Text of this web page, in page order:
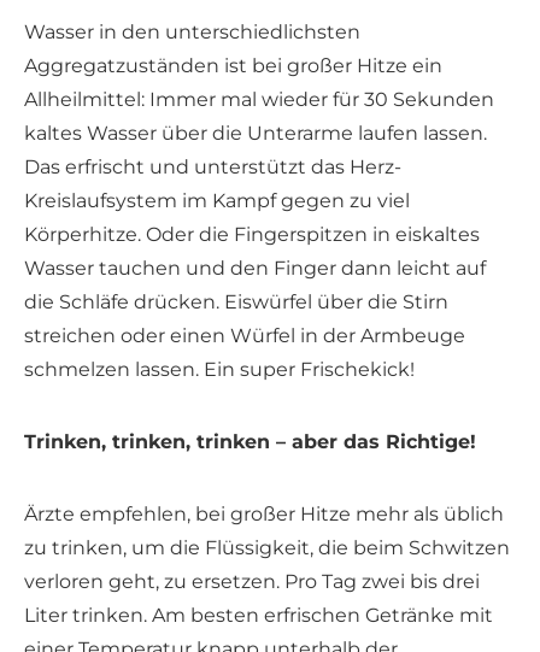
Wasser in den unterschiedlichsten
Aggregatzuständen ist bei großer Hitze ein
Allheilmittel: Immer mal wieder für 30 Sekunden
kaltes Wasser über die Unterarme laufen lassen.
Das erfrischt und unterstützt das Herz-
Kreislaufsystem im Kampf gegen zu viel
Körperhitze. Oder die Fingerspitzen in eiskaltes
Wasser tauchen und den Finger dann leicht auf
die Schläfe drücken. Eiswürfel über die Stirn
streichen oder einen Würfel in der Armbeuge
schmelzen lassen. Ein super Frischekick!
Trinken, trinken, trinken – aber das Richtige!
Ärzte empfehlen, bei großer Hitze mehr als üblich
zu trinken, um die Flüssigkeit, die beim Schwitzen
verloren geht, zu ersetzen. Pro Tag zwei bis drei
Liter trinken. Am besten erfrischen Getränke mit